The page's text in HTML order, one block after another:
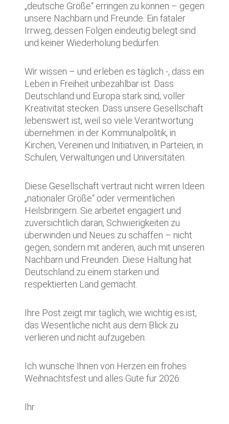
„deutsche Größe“ erringen zu können – gegen
unsere Nachbarn und Freunde. Ein fataler
Irrweg, dessen Folgen eindeutig belegt sind
und keiner Wiederholung bedürfen.
Wir wissen – und erleben es täglich -, dass ein
Leben in Freiheit unbezahlbar ist. Dass
Deutschland und Europa stark sind, voller
Kreativität stecken. Dass unsere Gesellschaft
lebenswert ist, weil so viele Verantwortung
übernehmen: in der Kommunalpolitik, in
Kirchen, Vereinen und Initiativen, in Parteien, in
Schulen, Verwaltungen und Universitäten.
Diese Gesellschaft vertraut nicht wirren Ideen
„nationaler Größe“ oder vermeintlichen
Heilsbringern. Sie arbeitet engagiert und
zuversichtlich daran, Schwierigkeiten zu
überwinden und Neues zu schaffen – nicht
gegen, sondern mit anderen, auch mit unseren
Nachbarn und Freunden. Diese Haltung hat
Deutschland zu einem starken und
respektierten Land gemacht.
Ihre Post zeigt mir täglich, wie wichtig es ist,
das Wesentliche nicht aus dem Blick zu
verlieren und nicht aufzugeben.
Ich wünsche Ihnen von Herzen ein frohes
Weihnachtsfest und alles Gute für 2026.
Ihr